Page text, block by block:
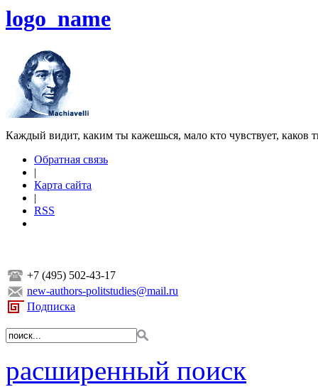
logo_name
Каждый видит, каким ты кажешься, мало кто чувствует, каков
Обратная связь
|
Карта сайта
|
RSS
+7 (495) 502-43-17
new-authors-politstudies@mail.ru
Подписка
расширенный поиск